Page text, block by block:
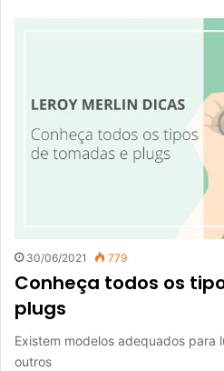
30/06/2021 779
Conheça todos os
plugs
Existem modelos adequados para
outros